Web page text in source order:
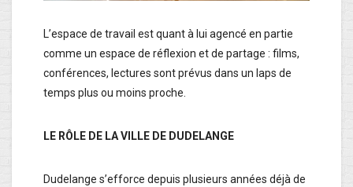
L’espace de travail est quant à lui agencé en partie
comme un espace de réflexion et de partage : films,
conférences, lectures sont prévus dans un laps de
temps plus ou moins proche.
LE RÔLE DE LA VILLE DE DUDELANGE
Dudelange s’efforce depuis plusieurs années déjà de